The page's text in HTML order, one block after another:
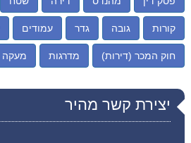
קורות גובה גדר עמודים
חוק המכר (דירות) מדרגות מעקה
יצירת קשר מהיר